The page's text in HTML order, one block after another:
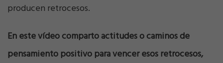
producen retrocesos.
En este vídeo comparto actitudes o caminos de
pensamiento positivo para vencer esos retrocesos,